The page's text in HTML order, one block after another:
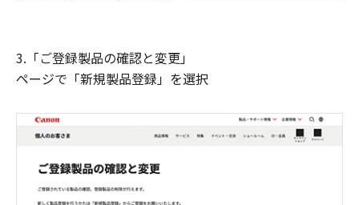
3.「ご登録製品の確認と変更」
ページで「新規製品登録」を選択